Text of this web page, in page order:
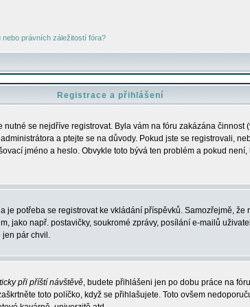
nebo právních záležitostí fóra?
Registrace a přihlášení
se nejdříve registrovat. Byla vám na fóru zakázána činnost
a ptejte se na důvody. Pokud jste se registrovali,
jméno a heslo. Obvykle toto bývá ten problém a pokud
je potřeba se registrovat ke vkládání příspěvků. Samozřejmě, že
jako např. postavičky, soukromé zprávy, posílání e-mailů
jen pár chvil.
při příští návštěvě, budete přihlášeni jen po dobu práce na
toto políčko, když se přihlašujete. Toto ovšem